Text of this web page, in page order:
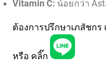
Vitamin C: น้อยกว่า
ต้องการปรึกษาเภสัชกร
หรือ คลิ๊ก